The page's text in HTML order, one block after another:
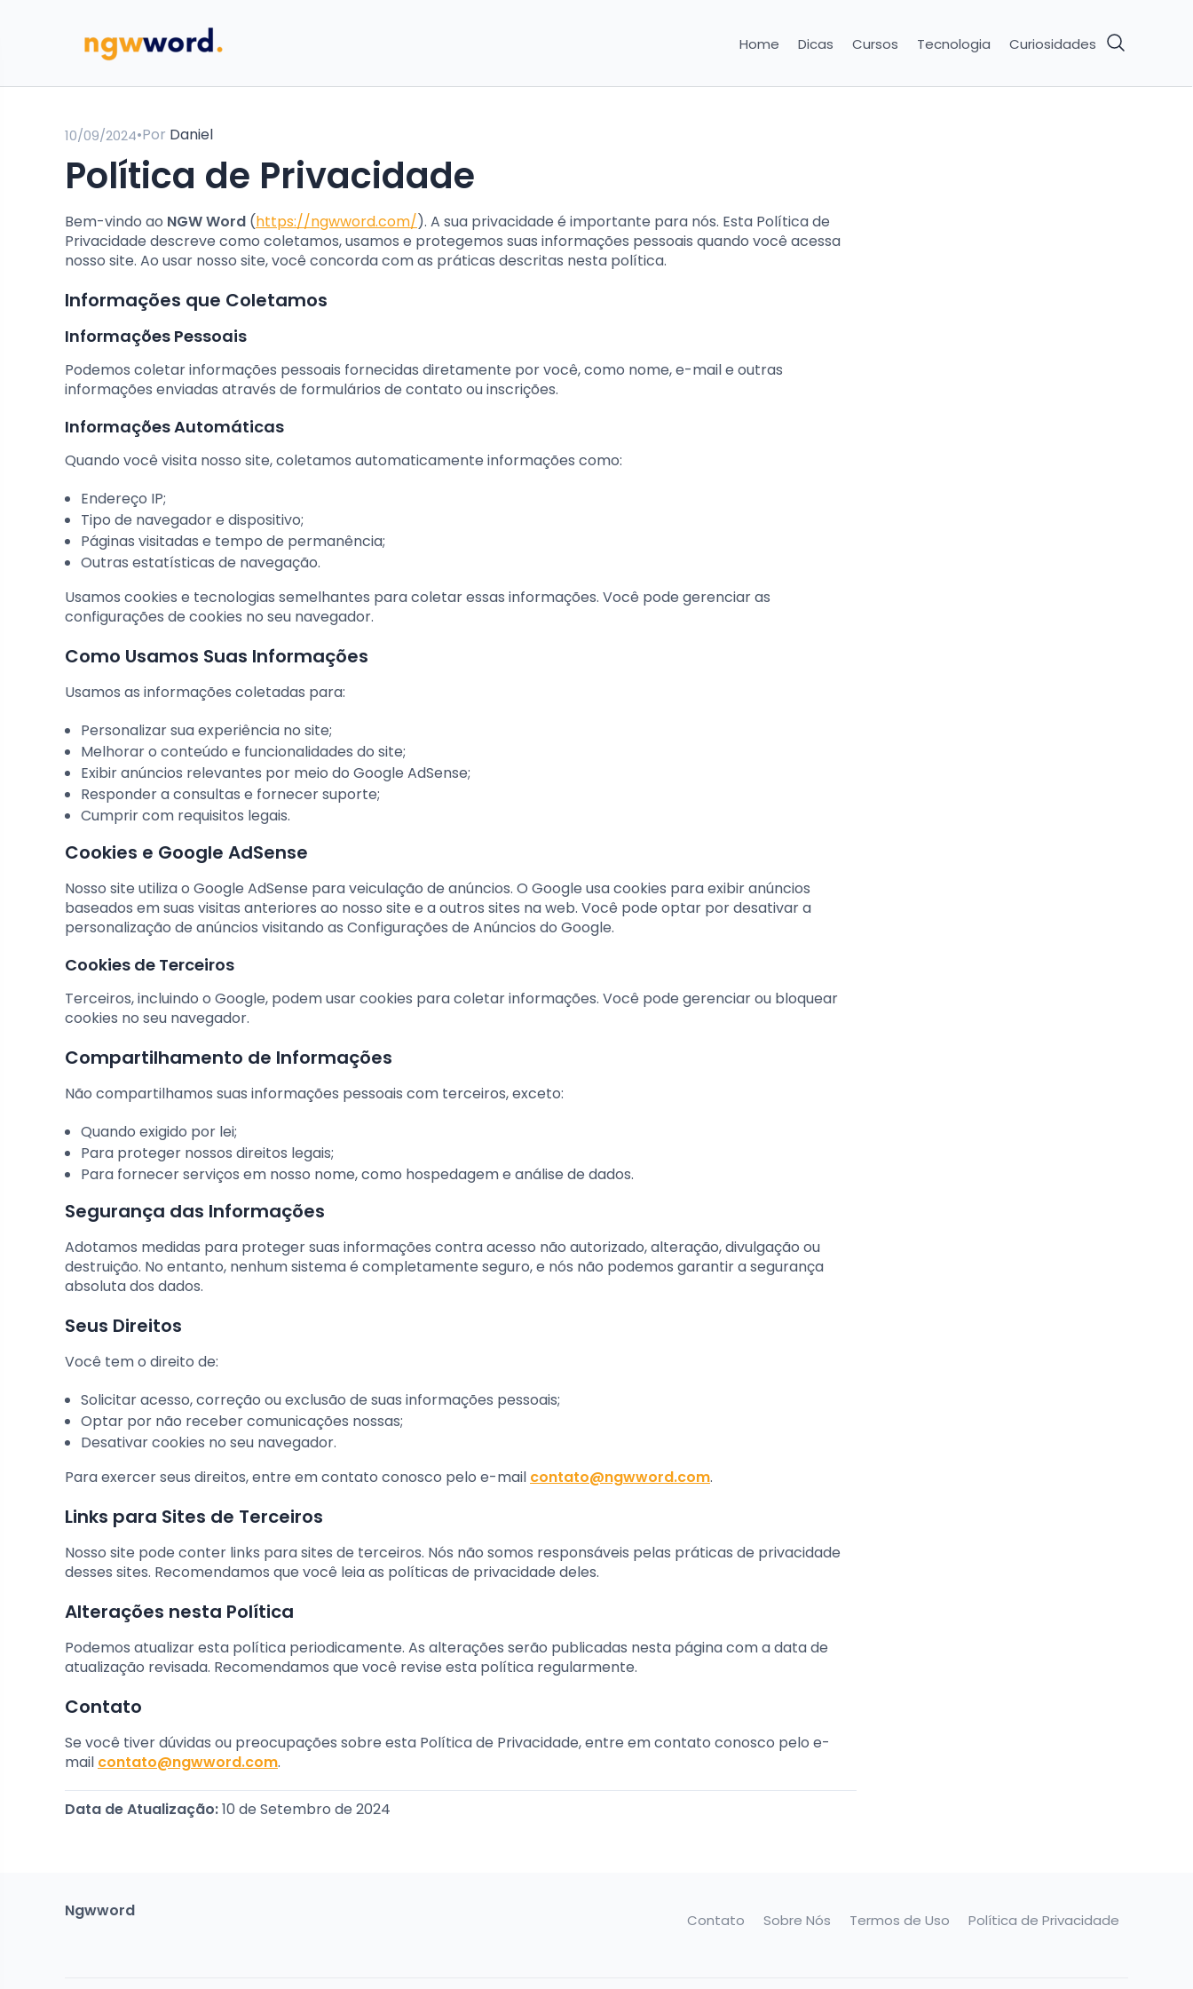
Home Dicas Cursos Tecnologia Curiosidades
10/09/2024•Por Daniel
Política de Privacidade
Bem-vindo ao NGW Word (https://ngwword.com/). A sua privacidade é importante para nós. Esta Política de
Privacidade descreve como coletamos, usamos e protegemos suas informações pessoais quando você acessa
nosso site. Ao usar nosso site, você concorda com as práticas descritas nesta política.
Informações que Coletamos
Informações Pessoais
Podemos coletar informações pessoais fornecidas diretamente por você, como nome, e-mail e outras
informações enviadas através de formulários de contato ou inscrições.
Informações Automáticas
Quando você visita nosso site, coletamos automaticamente informações como:
Endereço IP;
Tipo de navegador e dispositivo;
Páginas visitadas e tempo de permanência;
Outras estatísticas de navegação.
Usamos cookies e tecnologias semelhantes para coletar essas informações. Você pode gerenciar as
configurações de cookies no seu navegador.
Como Usamos Suas Informações
Usamos as informações coletadas para:
Personalizar sua experiência no site;
Melhorar o conteúdo e funcionalidades do site;
Exibir anúncios relevantes por meio do Google AdSense;
Responder a consultas e fornecer suporte;
Cumprir com requisitos legais.
Cookies e Google AdSense
Nosso site utiliza o Google AdSense para veiculação de anúncios. O Google usa cookies para exibir anúncios
baseados em suas visitas anteriores ao nosso site e a outros sites na web. Você pode optar por desativar a
personalização de anúncios visitando as Configurações de Anúncios do Google.
Cookies de Terceiros
Terceiros, incluindo o Google, podem usar cookies para coletar informações. Você pode gerenciar ou bloquear
cookies no seu navegador.
Compartilhamento de Informações
Não compartilhamos suas informações pessoais com terceiros, exceto:
Quando exigido por lei;
Para proteger nossos direitos legais;
Para fornecer serviços em nosso nome, como hospedagem e análise de dados.
Segurança das Informações
Adotamos medidas para proteger suas informações contra acesso não autorizado, alteração, divulgação ou
destruição. No entanto, nenhum sistema é completamente seguro, e nós não podemos garantir a segurança
absoluta dos dados.
Seus Direitos
Você tem o direito de:
Solicitar acesso, correção ou exclusão de suas informações pessoais;
Optar por não receber comunicações nossas;
Desativar cookies no seu navegador.
Para exercer seus direitos, entre em contato conosco pelo e-mail contato@ngwword.com.
Links para Sites de Terceiros
Nosso site pode conter links para sites de terceiros. Nós não somos responsáveis pelas práticas de privacidade
desses sites. Recomendamos que você leia as políticas de privacidade deles.
Alterações nesta Política
Podemos atualizar esta política periodicamente. As alterações serão publicadas nesta página com a data de
atualização revisada. Recomendamos que você revise esta política regularmente.
Contato
Se você tiver dúvidas ou preocupações sobre esta Política de Privacidade, entre em contato conosco pelo e-
mail contato@ngwword.com.
Data de Atualização:10 de Setembro de 2024
Ngwword Contato Sobre Nós Termos de Uso Política de Privacidade